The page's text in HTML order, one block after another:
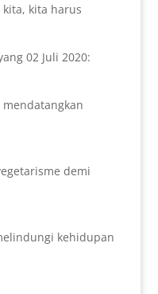
kita harus
02 Juli 2020:
demi
kehidupan